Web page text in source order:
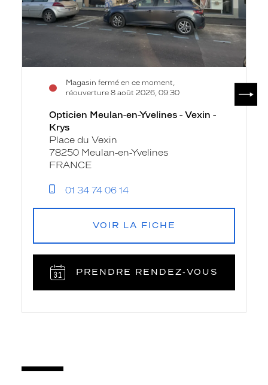
Krys
Magasin fermé en ce moment,
réouverture 8 août 2026, 09:30
Opticien Meulan-en-Yvelines - Vexin -
Krys
Place du Vexin
78250 Meulan-en-Yvelines
FRANCE
01 34 74 06 14
VOIR LA FICHE
PRENDRE RENDEZ‑VOUS